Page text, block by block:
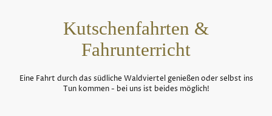
Kutschenfahrten &
Fahrunterricht
Eine Fahrt durch das südliche Waldviertel genießen oder selbst ins
Tun kommen - bei uns ist beides möglich!